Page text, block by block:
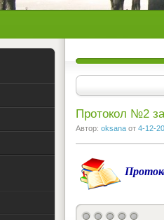
Протокол №2
Автор: oksana от 4-12-